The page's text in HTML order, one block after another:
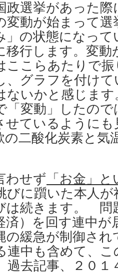
政選挙があった際
変動が始まって
」の状態になっ
移行します。変
ここらあたりで
ラフを付けて
ないかと感じま
「変動」したの
せているように
の二酸化炭素と気
わせず 「お金」
びに躓いた本人
は続きます。
済）を回す連中が
の緩急が制御さ
連中も含めて、
去記事、２０１